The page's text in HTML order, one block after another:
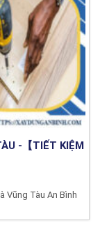
-【TIẾT KIỆM
Vũng Tàu An Bình